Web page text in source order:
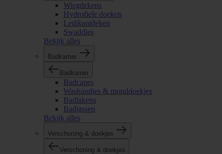
Wiegdekens
Hydrofiele doeken
Ledikantdeken
Swaddles
Bekijk alles
Badkamer
Badkamer
Badcapes
Washandjes & monddoekjes
Badlakens
Badjassen
Bekijk alles
Verschoning & doekjes
Verschoning & doekjes